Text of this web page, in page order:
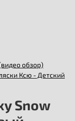
обзор)
Ксю - Детский
Snow